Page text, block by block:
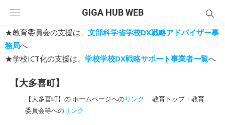
content
GIGA HUB WEB
★教育委員会の支援は、 文部科学省学校DX戦略アドバイザー事
務局へ
★学校ICT化の支援は、 学校学校DX戦略サポート事業者一覧へ
【大多喜町】
【大多喜町】の ホームページへのリンク
教育トップ・教育
委員会等へのリンク